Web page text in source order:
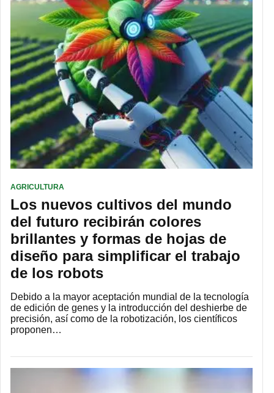
AGRICULTURA
Los nuevos cultivos del mundo
del futuro recibirán colores
brillantes y formas de hojas de
diseño para simplificar el trabajo
de los robots
Debido a la mayor aceptación mundial de la tecnología
de edición de genes y la introducción del deshierbe de
precisión, así como de la robotización, los científicos
proponen…